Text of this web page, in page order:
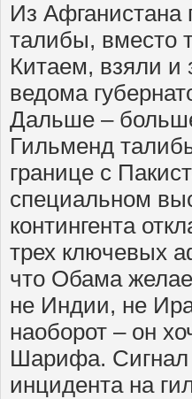
Из Афганистана
талибы, вместо
Китаем, взяли и
ведома
Дальше –
Гильменд
границе с
специальном
контингента
трех ключевых
что Обама
не Индии, не
наоборот – он
Шарифа. Сигнал
инцидента на